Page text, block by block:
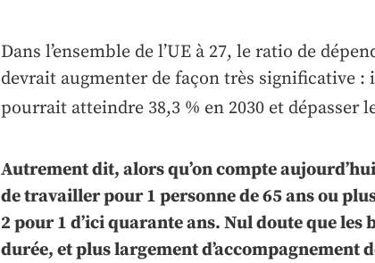
Dans l’ensemble de l’UE à 27, le ratio de
devrait augmenter de façon très significative :
pourrait atteindre 38,3 % en 2030 et dépasser
Autrement dit, alors qu’on compte
de travailler pour 1 personne de 65 ans ou
2 pour 1 d’ici quarante ans. Nul doute que les
durée, et plus largement d’accompagnement